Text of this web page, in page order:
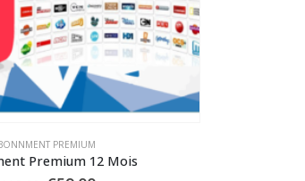
PREMIUM
Premium 12 Mois